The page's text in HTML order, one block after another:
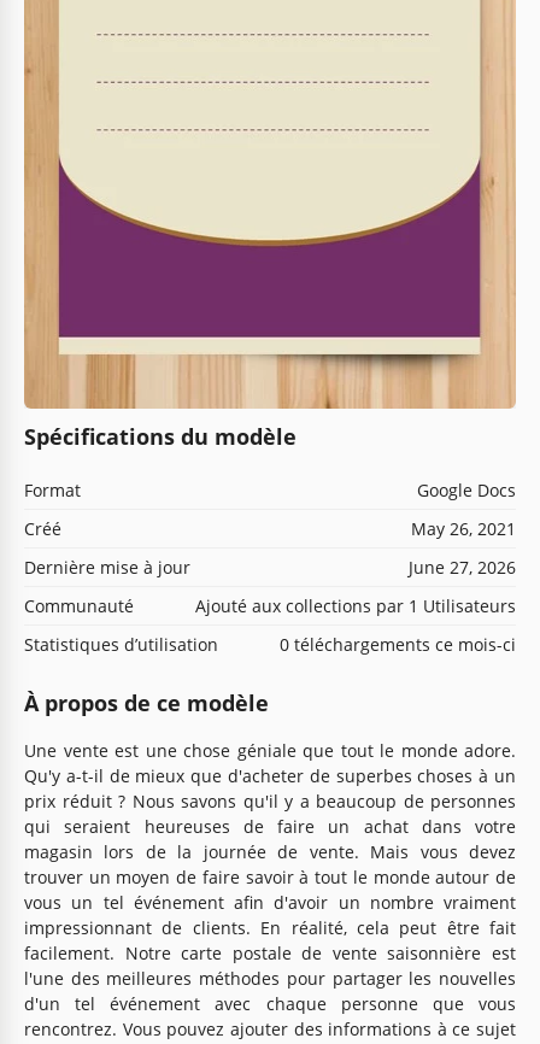
Spécifications du modèle
Format
Google Docs
Créé
May 26, 2021
Dernière mise à jour
June 27, 2026
Communauté
Ajouté aux collections par 1 Utilisateurs
Statistiques d’utilisation
0 téléchargements ce mois-ci
À propos de ce modèle
Une vente est une chose géniale que tout le monde adore.
Qu'y a-t-il de mieux que d'acheter de superbes choses à un
prix réduit ? Nous savons qu'il y a beaucoup de personnes
qui seraient heureuses de faire un achat dans votre
magasin lors de la journée de vente. Mais vous devez
trouver un moyen de faire savoir à tout le monde autour de
vous un tel événement afin d'avoir un nombre vraiment
impressionnant de clients. En réalité, cela peut être fait
facilement. Notre carte postale de vente saisonnière est
l'une des meilleures méthodes pour partager les nouvelles
d'un tel événement avec chaque personne que vous
rencontrez. Vous pouvez ajouter des informations à ce sujet